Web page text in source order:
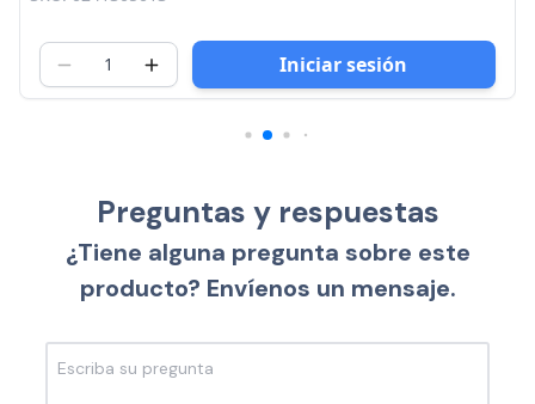
Iniciar sesión
Preguntas y respuestas
¿Tiene alguna pregunta sobre este
producto? Envíenos un mensaje.